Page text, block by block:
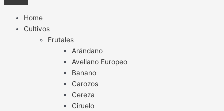
Home
Cultivos
Frutales
Arándano
Avellano Europeo
Banano
Carozos
Cereza
Ciruelo